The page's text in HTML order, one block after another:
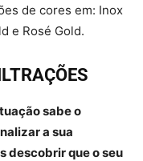
de cores em: Inox
e Rosé Gold.
sabe o
a sua
descobrir que o seu